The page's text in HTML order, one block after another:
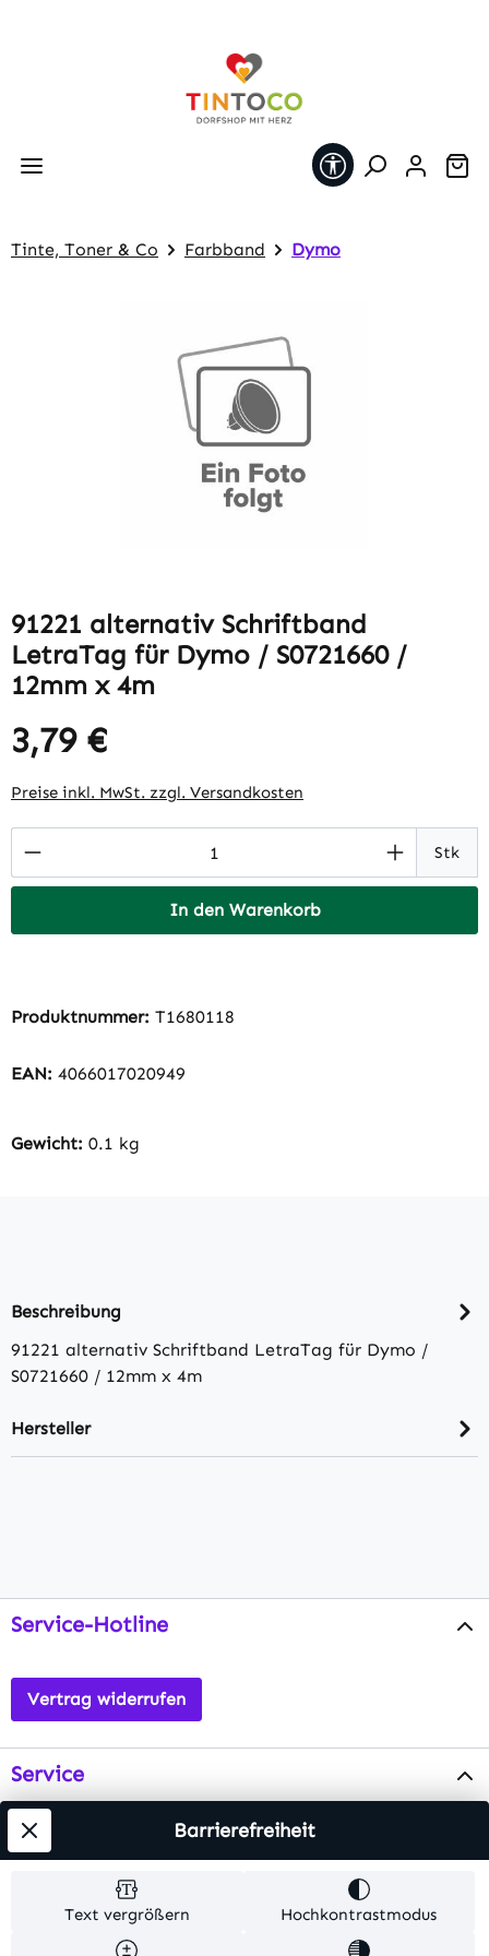
Werkzeugleiste
Tinte, Toner & Co Farbband Dymo
91221 alternativ Schriftband
LetraTag für Dymo / S0721660 /
12mm x 4m
Regulärer Preis:
3,79 €
Preise inkl. MwSt. zzgl. Versandkosten
Produkt Anzahl: Gib den gewünschtenStk
In den Warenkorb
Produktnummer: T1680118
EAN: 4066017020949
Gewicht: 0.1 kg
Beschreibung
91221 alternativ Schriftband LetraTag für Dymo /
S0721660 / 12mm x 4m
Hersteller
Service-Hotline
Vertrag widerrufen
Service
Info
Text vergrößern Hochkontrastmodus
Barrierefreiheit